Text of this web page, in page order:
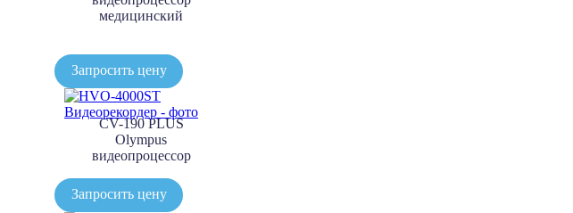
медицинский
CV-190 PLUS
Olympus
видеопроцессор
Запросить цену
Запросить цену